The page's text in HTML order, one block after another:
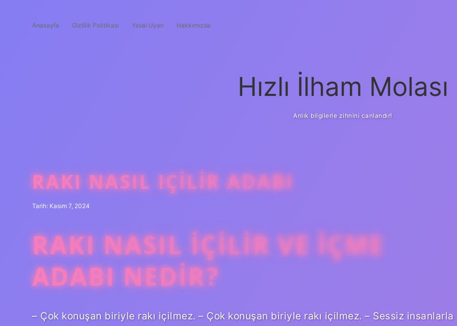
Anasayfa Gizlilik Politikası Yasal Uyarı Hakkımızda
Hızlı İlham Molası
Anlık bilgilerle zihnini canlandır!
RAKI NASIL IÇILIR ADABI
Tarih: Kasım 7, 2024
RAKI NASIL IÇILIR VE IÇME
ADABI NEDIR?
– Çok konuşan biriyle rakı içilmez. – Çok konuşan biriyle rakı içilmez. – Sessiz insanlarla